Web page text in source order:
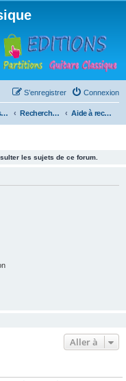
Connexion
S’enregistrer
Partitions pour guitare en libre téléchargement Recherche de ressources musicales Aide à recherche de cd dvd
les sujets de ce forum.
Aller à